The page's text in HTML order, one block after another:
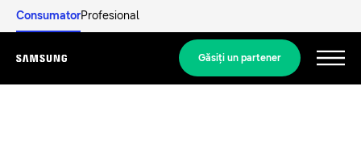
ConsumatorProfesional
Menu
Găsiţi un partener